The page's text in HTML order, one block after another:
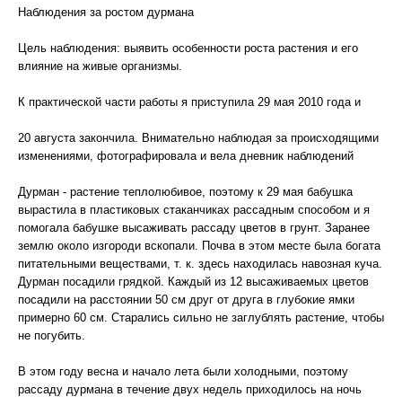
Наблюдения за ростом дурмана
Цель наблюдения: выявить особенности роста растения и его
влияние на живые организмы.
К практической части работы я приступила 29 мая 2010 года и
20 августа закончила. Внимательно наблюдая за происходящими
изменениями, фотографировала и вела дневник наблюдений
Дурман - растение теплолюбивое, поэтому к 29 мая бабушка
вырастила в пластиковых стаканчиках рассадным способом и я
помогала бабушке высаживать рассаду цветов в грунт. Заранее
землю около изгороди вскопали. Почва в этом месте была богата
питательными веществами, т. к. здесь находилась навозная куча.
Дурман посадили грядкой. Каждый из 12 высаживаемых цветов
посадили на расстоянии 50 см друг от друга в глубокие ямки
примерно 60 см. Старались сильно не заглублять растение, чтобы
не погубить.
В этом году весна и начало лета были холодными, поэтому
рассаду дурмана в течение двух недель приходилось на ночь